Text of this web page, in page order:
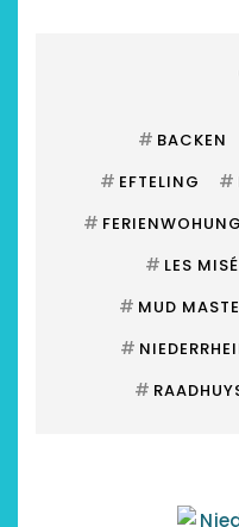
# BACKEN
# EFTELING #
#
# LES
# MUD
#
#